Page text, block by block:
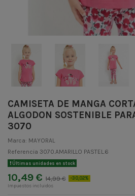
CAMISETA DE MANGA
ALGODON SOSTENIBLE
3070
Marca: MAYORAL
Referencia 3070.AMARILLO PASTEL.6
Últimas unidades en stock
10,49 € 14,99 € -30,02%
Impuestos incluidos